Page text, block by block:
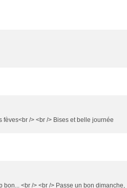
/> <br /> Bises et belle journée
bon... <br /> <br /> Passe un bon dimanche,